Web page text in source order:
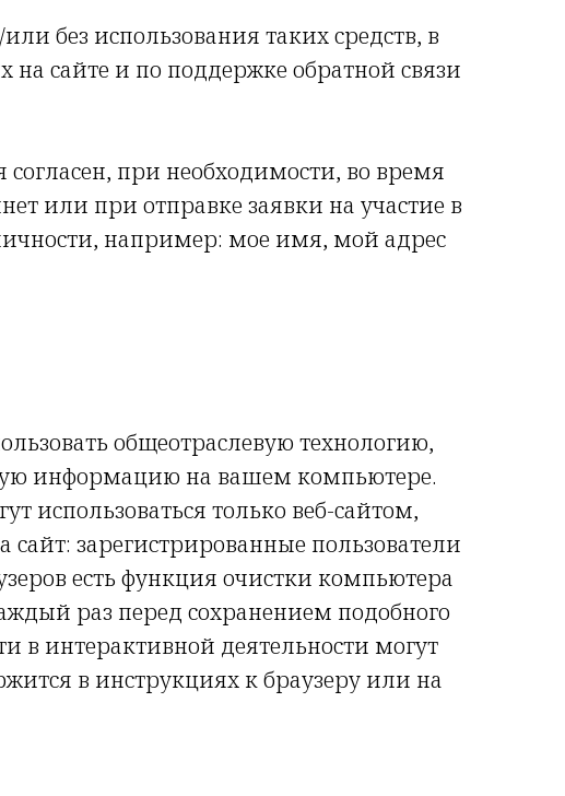
без использования таких средств, в
сайте и по поддержке обратной связи
согласен, при необходимости, во время
или при отправке заявки на участие в
например: мое имя, мой адрес
общеотраслевую технологию,
информацию на вашем компьютере.
использоваться только веб-сайтом,
зарегистрированные пользователи
есть функция очистки компьютера
раз перед сохранением подобного
в интерактивной деятельности могут
в инструкциях к браузеру или на